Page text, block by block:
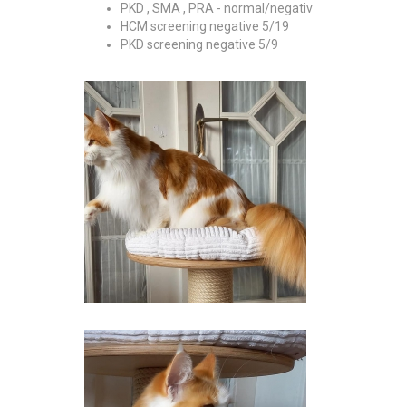
PKD , SMA , PRA - normal/negativ
HCM screening negative 5/19
PKD screening negative 5/9